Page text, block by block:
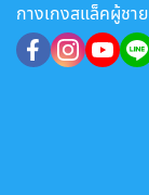
กางเกงสแล็คผู้ชาย